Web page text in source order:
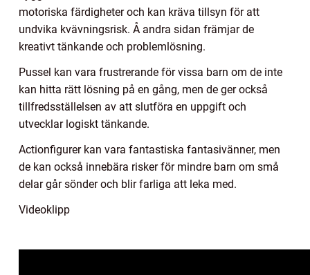
motoriska färdigheter och kan kräva tillsyn för att
undvika kvävningsrisk. Å andra sidan främjar de
kreativt tänkande och problemlösning.
Pussel kan vara frustrerande för vissa barn om de inte
kan hitta rätt lösning på en gång, men de ger också
tillfredsställelsen av att slutföra en uppgift och
utvecklar logiskt tänkande.
Actionfigurer kan vara fantastiska fantasivänner, men
de kan också innebära risker för mindre barn om små
delar går sönder och blir farliga att leka med.
Videoklipp